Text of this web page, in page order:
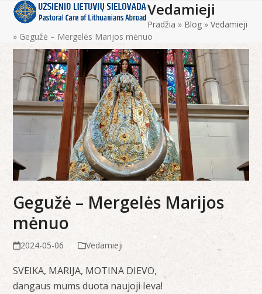
Skip
content
Open
mobile
menu
Close
mobile
menu
Vedamieji
Pradžia » Blog »Vedamieji
» Gegužė – Mergelės Marijos mėnuo
Gegužė – Mergelės Marijos
mėnuo
2024-05-06 Vedamieji
SVEIKA, MARIJA, MOTINA DIEVO,
dangaus mums duota naujoji Ieva!